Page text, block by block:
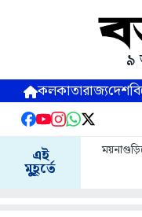
৯
কলকাতারাজ্যদেশ
এই
মুহূর্তে